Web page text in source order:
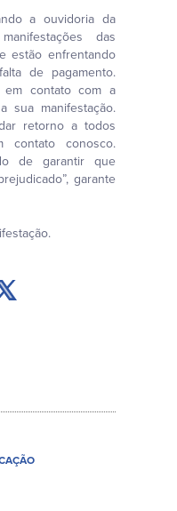
a ouvidoria da
das
estão enfrentando
de pagamento.
em contato com a
sua manifestação.
retorno a todos
contato conosco.
de garantir que
garante